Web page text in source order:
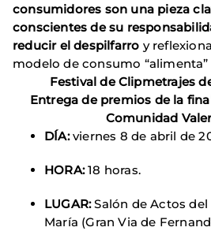
consumidores son una pieza
conscientes de su
reducir el despilfarro y
modelo de consumo
Festival de Clipmetrajes
Entrega de premios de la
Comunidad
DÍA:viernes 8 de abril de
HORA:18 horas.
LUGAR:Salón de Actos del
María (Gran Via de